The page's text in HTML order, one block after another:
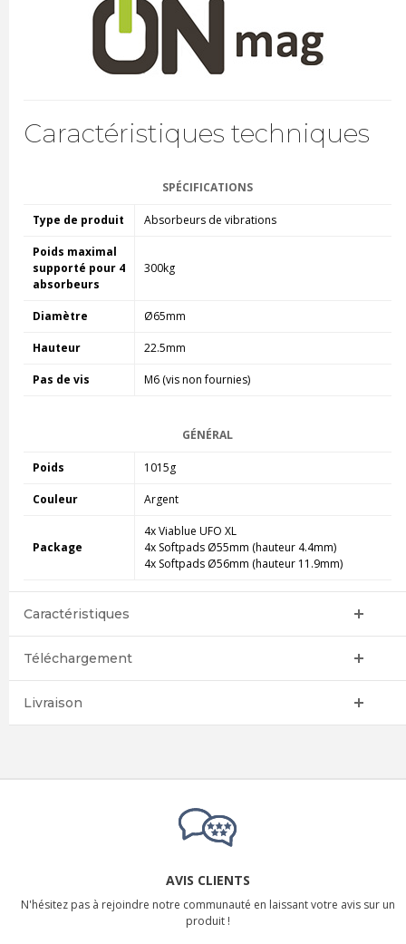
Caractéristiques techniques
SPÉCIFICATIONS
Type de produit Absorbeurs de vibrations
Poids maximal
supporté pour 4
absorbeurs
300kg
Diamètre Ø65mm
Hauteur 22.5mm
Pas de vis M6 (vis non fournies)
GÉNÉRAL
Poids 1015g
Couleur Argent
Package
4x Viablue UFO XL
4x Softpads Ø55mm (hauteur 4.4mm)
4x Softpads Ø56mm (hauteur 11.9mm)
Caractéristiques
Téléchargement
Livraison
AVIS CLIENTS
N'hésitez pas à rejoindre notre communauté en laissant votre avis sur un
produit !